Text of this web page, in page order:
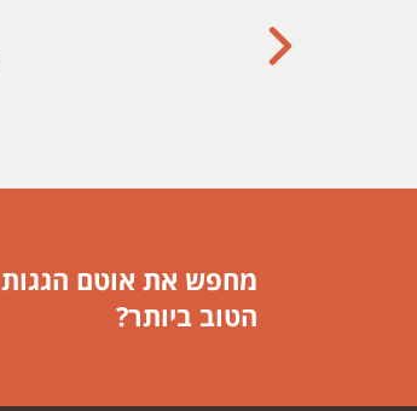
מחפש את אוטם הגגות
הטוב ביותר?